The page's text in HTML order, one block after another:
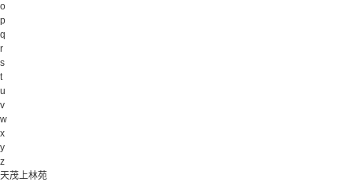
o
p
q
r
s
t
u
v
w
x
y
z
天茂上林苑